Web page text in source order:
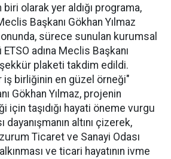
olarak yer aldığı programa,
Başkanı Gökhan Yılmaz
sürece sunulan kurumsal
adına Meclis Başkanı
plaketi takdim edildi.
birliğinin en güzel örneği"
Gökhan Yılmaz, projenin
için taşıdığı hayati öneme vurgu
dayanışmanın altını çizerek,
Ticaret ve Sanayi Odası
ve ticari hayatının ivme